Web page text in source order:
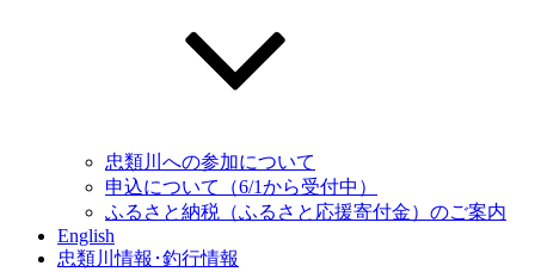
忠類川への参加について
申込について（6/1から受付中）
ふるさと納税（ふるさと応援寄付金）のご案内
English
忠類川情報･釣行情報